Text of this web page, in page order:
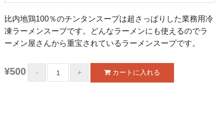
比内地鶏100％のチンタンスープは超さっぱりした業務用冷
凍ラーメンスープです。どんなラーメンにも使えるのでラ
ーメン屋さんから重宝されているラーメンスープです。
¥500